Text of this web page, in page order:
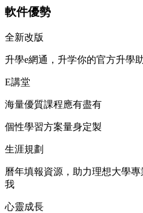
軟件優勢
全新改版
升學e網通，升学你的官方升學
E講堂
海量優質課程應有盡有
個性學習方案量身定製
生涯規劃
曆年填報資源，助力理想大學
我
心靈成長